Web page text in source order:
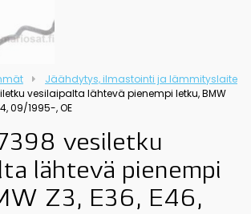
Jäähdytys, ilmastointi ja lämmityslaite
vesilaipalta lähtevä pienempi letku, BMW
09/1995-, OE
vesiletku
lähtevä pienempi
Z3, E36, E46,